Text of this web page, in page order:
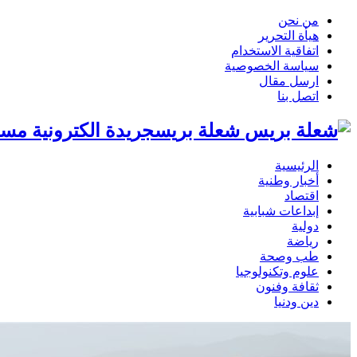
من نحن
هيأة التحرير
اتفاقية الاستخدام
سياسة الخصوصية
ارسل مقال
اتصل بنا
شعلة بريسجريدة الكترونية
الرئيسية
أخبار وطنية
اقتصاد
إبداعات شبابية
دولية
رياضة
طب وصحة
علوم وتكنولوجيا
ثقافة وفنون
دين ودنيا